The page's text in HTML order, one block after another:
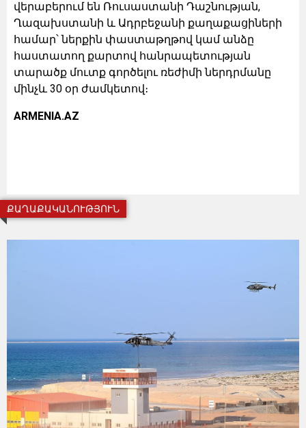
վերաբերում են Ռուսաստանի Դաշնության,
Ղազախստանի և Ադրբեջանի քաղաքացիների
համար՝ ներքին փաստաթղթով կամ անձը
հաստատող քարտով հանրապետության
տարածք մուտք գործելու ռեժիմի ներդրմանը
մինչև 30 օր ժամկետով։
ARMENIA.AZ
ՔԱՂԱՔԱԿԱՆՈՒԹՅՈՒՆ